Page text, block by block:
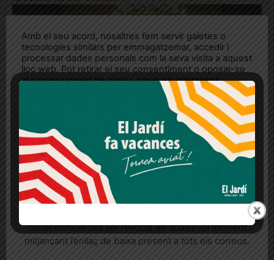
Amb el seu acord, nosaltres fem servir galetes o
tecnologies similars per emmagatzemar, accedir i
processar dades personals com la seva visita a aquest
lloc web. Pot retirar el seu consentiment o oposar-se
al processament de dades basat en interessos
legítims en qualsevol moment fent clic a "Ajustos de
cookies" o a la nostra Política de privacitat en aquest
lloc web. Si cliques "acceptar" dones el teu
Més informació Acceptar Rebutjar tot
Quan l’usuari crea un compte al Diari el Jardí, dona el
seu consentiment explícit per rebre comunicacions
consentiment pot ser revocat en qualsevol moment
mitjançant l’enllaç de baixa present a tots els correus.